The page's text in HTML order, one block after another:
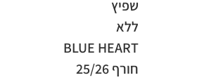
שפיץ
ללא
BLUE HEART
חורף 25/26